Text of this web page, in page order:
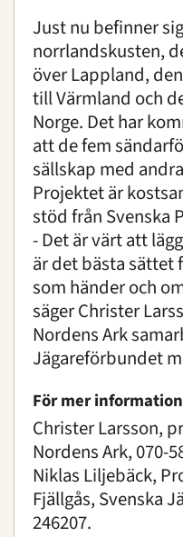
Just nu befinner
norrlandskusten,
över Lappland,
till Värmland och
Norge. Det har
att de fem
sällskap med
Projektet är
stöd från Svenska
- Det är värt att
är det bästa sättet
som händer och
säger Christer
Nordens Ark
Jägareförbundet
För mer
Christer Larsson,
Nordens Ark, 070-
Niklas Liljebäck,
Fjällgås, Svenska
246207.